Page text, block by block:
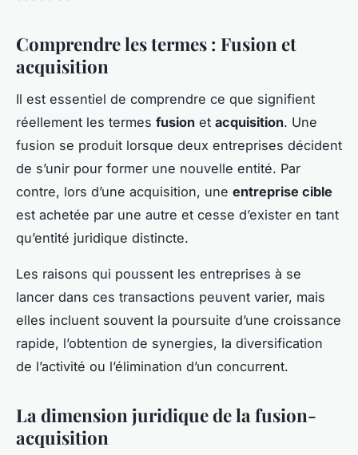
Comprendre les termes : Fusion et
acquisition
Il est essentiel de comprendre ce que signifient
réellement les termes fusion et acquisition. Une
fusion se produit lorsque deux entreprises décident
de s’unir pour former une nouvelle entité. Par
contre, lors d’une acquisition, une entreprise cible
est achetée par une autre et cesse d’exister en tant
qu’entité juridique distincte.
Les raisons qui poussent les entreprises à se
lancer dans ces transactions peuvent varier, mais
elles incluent souvent la poursuite d’une croissance
rapide, l’obtention de synergies, la diversification
de l’activité ou l’élimination d’un concurrent.
La dimension juridique de la fusion-
acquisition